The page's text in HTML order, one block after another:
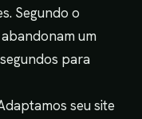
Segundo o
um
para
seu site